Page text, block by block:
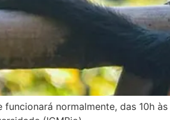
funcionará normalmente, das 10h